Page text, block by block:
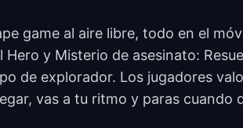
game al aire libre, todo en el
y Misterio de asesinato:
de explorador. Los jugadores
vas a tu ritmo y paras cuando